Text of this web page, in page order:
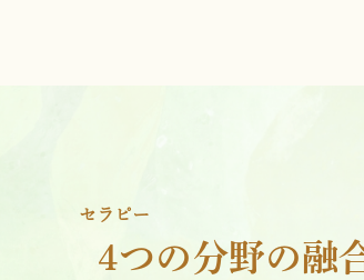
セラピー
4つの分野の融